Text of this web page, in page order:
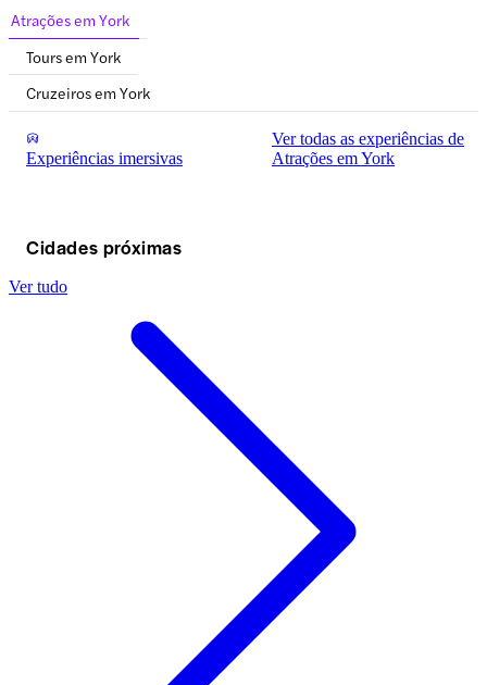
Atrações em York
Tours em York
Cruzeiros em York
Experiências imersivas
Ver todas as experiências de
Atrações em York
Cidades próximas
Ver tudo